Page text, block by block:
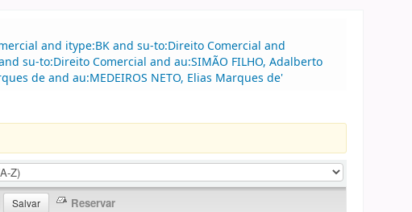
and itype:BK and su-to:Direito Comercial and
su-to:Direito Comercial and au:SIMÃO FILHO, Adalberto
de and au:MEDEIROS NETO, Elias Marques de'